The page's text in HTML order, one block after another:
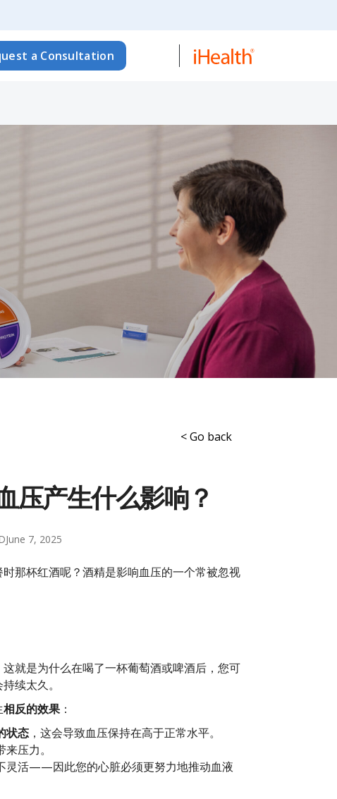
a Consultation
< Go back
压产生什么影响？
June 7, 2025
那杯红酒呢？酒精是影响血压的一个常被忽视
这就是为什么在喝了一杯葡萄酒或啤酒后，您可
续太久。
相反的效果：
状态，这会导致血压保持在高于正常水平。
压力。
灵活——因此您的心脏必须更努力地推动血液